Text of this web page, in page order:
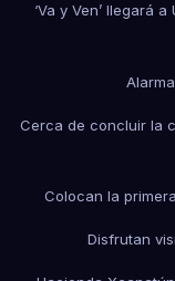
‘Va y Ven’ llegará
Cerca de concluir la
Colocan la
Disfrutan